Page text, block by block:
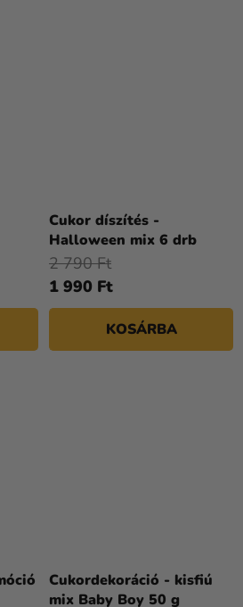
Cukor díszítés -
Halloween mix 6 drb
1 990 Ft
2 790 Ft
KOSÁRBA
Cukordekoráció - kisfiú
mix Baby Boy 50 g